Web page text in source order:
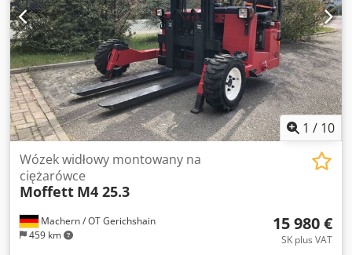
23x8.5-12 Stan opon tylnych: 60-80% Opis: Odnowiona
konserwacja i inspekcja UVV. Widelec pchany, przesuw
boczny, Widelec teleskopowy / RE4-35-1600/1200 Cjdpfxjl
Nk Dko Ak Aoha 3. zawór, 4. zawór, przednie światła
robocze, pokrywa dachu,
1 / 10
Machern / OT Gerichshain
459 km
Wózek widłowy montowany na
ciężarówce
Moffett M4 25.3
15 980 €
SK plus VAT